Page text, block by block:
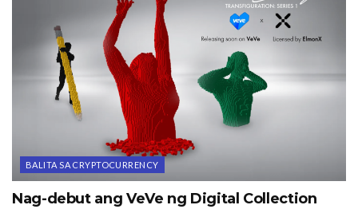
BALITA SA CRYPTOCURRENCY
Nag-debut ang VeVe ng Digital Collection